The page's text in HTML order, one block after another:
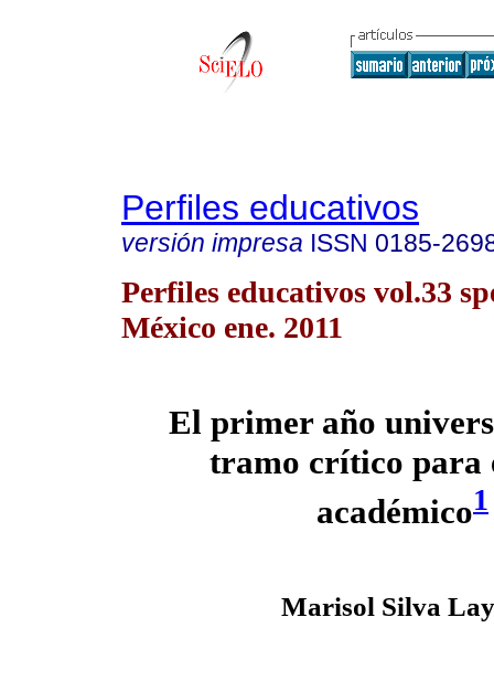
Perfiles educativos
versión impresa ISSN 0185-
Perfiles educativos vol.33
México ene. 2011
El primer año
tramo crítico para
académico1
Marisol Silva